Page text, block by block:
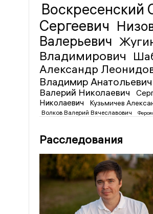
Воскресенский
Сергеевич
Валерьевич
Владимирович
Александр
Владимир Анатольевич
Валерий Николаевич
Николаевич
Кузьмичев
Волков Валерий Вячеславович
Расследования